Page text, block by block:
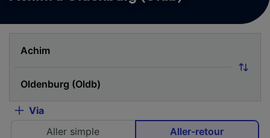
Via
Aller simple
Aller-retour